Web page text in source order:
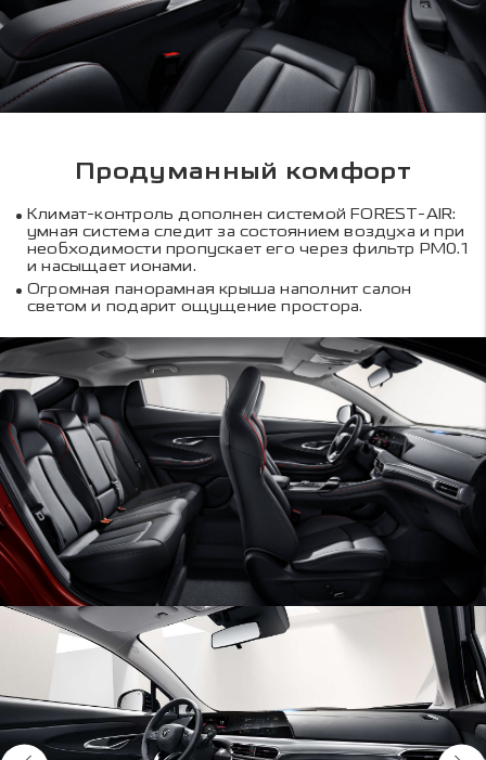
Продуманный комфорт
Климат-контроль дополнен системой FOREST-AIR:
умная система следит за состоянием воздуха и при
необходимости пропускает его через фильтр PM0.1
и насыщает ионами.
Огромная панорамная крыша наполнит салон
светом и подарит ощущение простора.